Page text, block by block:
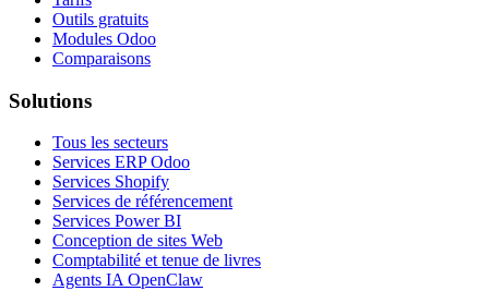
Outils gratuits
Modules Odoo
Comparaisons
Solutions
Tous les secteurs
Services ERP Odoo
Services Shopify
Services de référencement
Services Power BI
Conception de sites Web
Comptabilité et tenue de livres
Agents IA OpenClaw